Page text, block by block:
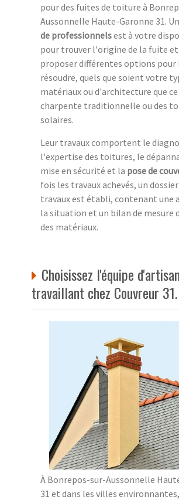
pour des fuites de toiture à
Aussonnelle Haute-Garonne 31.
de professionnelsest à votre
pour trouver l'origine de la fuite et
proposer différentes options pour
résoudre, quels que soient votre
matériaux ou d'architecture que
charpente traditionnelle ou des
solaires.
Leur travaux comportent le
l'expertise des toitures, le
mise en sécurité et la pose de
fois les travaux achevés, un dossier
travaux est établi, contenant une
la situation et un bilan de mesure
des matériaux.
Choisissez l'équipe
travaillant chez Couvreur 31.
À Bonrepos-sur-Aussonnelle
31 et dans les villes